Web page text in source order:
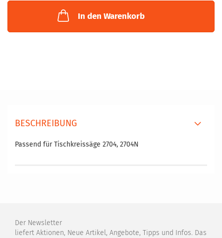
In den Warenkorb
BESCHREIBUNG
Passend für Tischkreissäge 2704, 2704N
Der Newsletter
liefert Aktionen, Neue Artikel, Angebote, Tipps und Infos. Das